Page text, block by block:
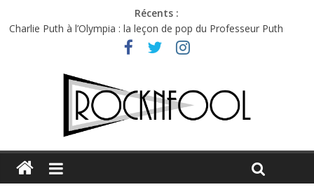
Récents :
Charlie Puth à l’Olympia : la leçon de pop du Professeur Puth
Festival Triptyque : un nouveau festival de musique indépendant
Hellfest 2026 vendredi : température et émotions en hausse
Hellfest 2026 jeudi : impossible de choisir entre chaleur et bonne
Première édition du Midgard Festival : entre bière, métal et